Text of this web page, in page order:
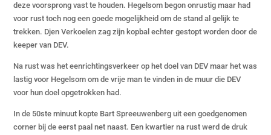
deze voorsprong vast te houden. Hegelsom begon onrustig maar had
voor rust toch nog een goede mogelijkheid om de stand al gelijk te
trekken. Djen Verkoelen zag zijn kopbal echter gestopt worden door de
keeper van DEV.
Na rust was het eenrichtingsverkeer op het doel van DEV maar het was
lastig voor Hegelsom om de vrije man te vinden in de muur die DEV
voor hun doel opgetrokken had.
In de 50ste minuut kopte Bart Spreeuwenberg uit een goedgenomen
corner bij de eerst paal net naast. Een kwartier na rust werd de druk